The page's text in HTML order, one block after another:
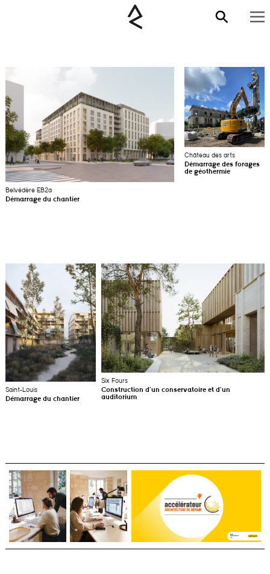
Belvédère EB2a
Démarrage du chantier
Château des arts
Démarrage des forages
de géothermie
Saint-Louis
Démarrage du chantier
Six Fours
Construction d’un conservatoire et d’un
auditorium